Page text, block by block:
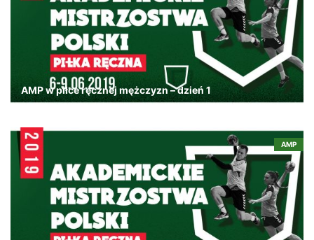
AMP w piłce ręcznej mężczyzn – dzień 1
AMP